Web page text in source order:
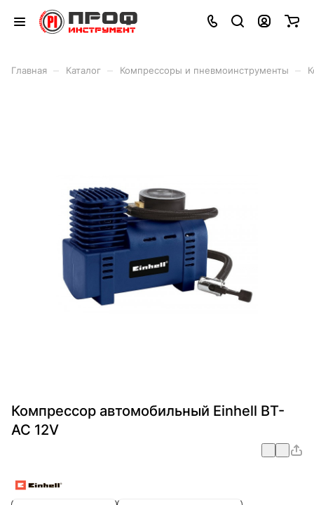
Главная Каталог Компрессоры и пневмоинструменты
Компрессор автомобильный Einhell BT-
AC 12V